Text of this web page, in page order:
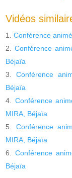
Vidéos
Conférence
Conférence
Béjaïa
Conférence
Béjaïa
Conférence
MIRA, Béjaïa
Conférence
MIRA, Béjaïa
Conférence
Béjaïa